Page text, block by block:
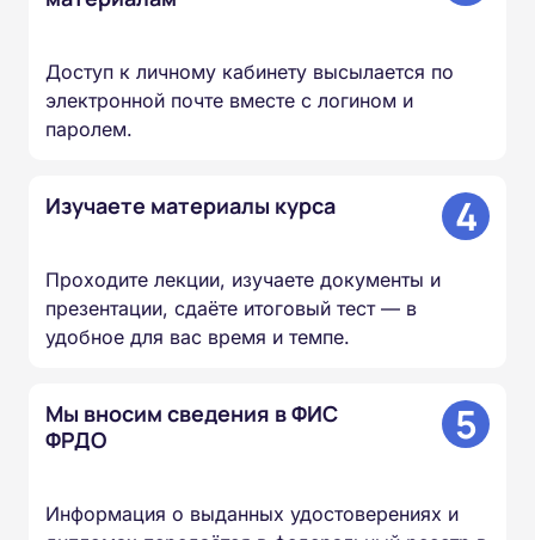
Доступ к личному кабинету высылается по
электронной почте вместе с логином и
паролем.
Изучаете материалы курса 4
Проходите лекции, изучаете документы и
презентации, сдаёте итоговый тест — в
удобное для вас время и темпе.
Мы вносим сведения в ФИС
ФРДО
5
Информация о выданных удостоверениях и